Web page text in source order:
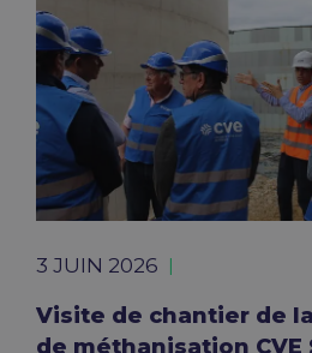
3 JUIN 2026
Visite de chantier de
de méthanisation CVE